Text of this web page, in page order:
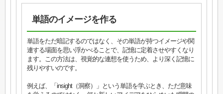
単語のイメージを作る
単語をただ暗記するのではなく、その単語が持つイメージや関
連する場面を思い浮かべることで、記憶に定着させやすくなり
ます。この方法は、視覚的な連想を使うため、より深く記憶に
残りやすいのです。
例えば、「insight（洞察）」という単語を学ぶとき、ただ意味